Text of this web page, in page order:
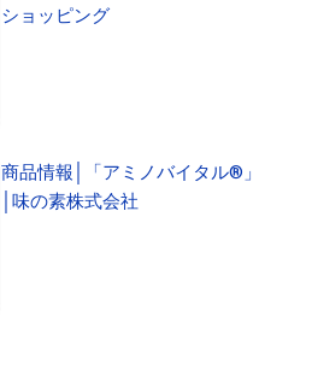
ショッピング
商品情報│「アミノバイタル®」
│味の素株式会社